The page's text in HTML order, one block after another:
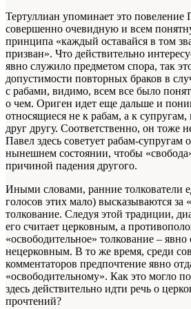
Тертуллиан упоминает это
совершенно очевидную и всем
принципа «каждый оставайся в том
призван». Что действительно
явно служило предметом спора, так
допустимости повторных браков в
с рабами, видимо, всем все было
о чем. Ориген идет еще дальше и
относящиеся не к рабам, а к
друг другу. Соответственно, он тоже
Павел здесь советует рабам-супругам
нынешнем состоянии, чтобы
причиной падения другого.
Иными словами, ранние толкователи
голосов этих мало) высказываются за
толкование. Следуя этой традиции,
его считает церковным, а
«освободительное» толкование –
нецерковным. В то же время, среди
комментаторов предпочтение явно
«освободительному». Как это могло
здесь действительно идти речь о
прочтений?